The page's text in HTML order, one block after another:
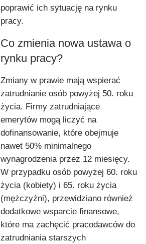
poprawić ich sytuację na rynku
pracy.
Co zmienia nowa ustawa o
rynku pracy?
Zmiany w prawie mają wspierać
zatrudnianie osób powyżej 50. roku
życia. Firmy zatrudniające
emerytów mogą liczyć na
dofinansowanie, które obejmuje
nawet 50% minimalnego
wynagrodzenia przez 12 miesięcy.
W przypadku osób powyżej 60. roku
życia (kobiety) i 65. roku życia
(mężczyźni), przewidziano również
dodatkowe wsparcie finansowe,
które ma zachęcić pracodawców do
zatrudniania starszych